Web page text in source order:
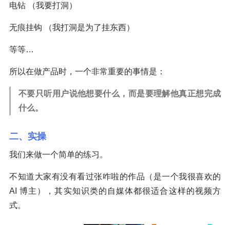
电钻 （我要打洞）
无痕挂钩 （我打洞是为了挂东西）
等等…
所以在做产品时，一个非常重要的事情是：
不要只听用户说他想要什么，而是要理解他真正想完成
什么。
二、实操
我们来做一个简单的练习。
不知道大家有没有看过张咋啦的作品（是一个我很喜欢的
AI 博主），其实知识类的自媒体都很适合这样的视频方
式。